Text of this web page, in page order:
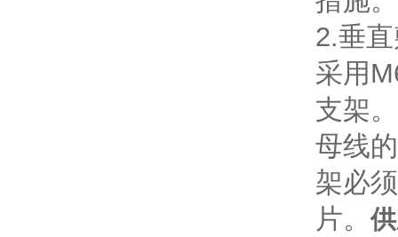
2.垂
采用
支架
母线
架必
片。